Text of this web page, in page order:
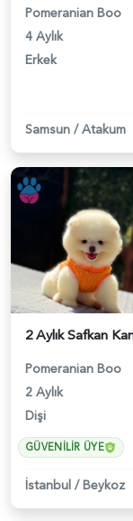
Pomeranian Boo
4 Aylık
Erkek
Samsun /Atakum
Pomeranian Boo
2 Aylık
Dişi
GÜVENILIR ÜYE
İstanbul /Beykoz